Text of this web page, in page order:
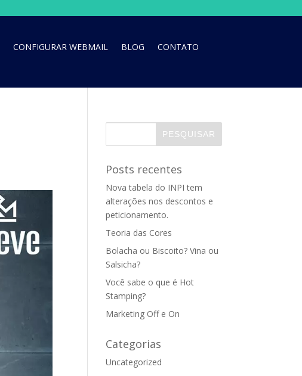
CONFIGURAR WEBMAIL BLOG CONTATO
Posts recentes
Nova tabela do INPI tem
alterações nos descontos e
peticionamento.
Teoria das Cores
Bolacha ou Biscoito? Vina ou
Salsicha?
Você sabe o que é Hot
Stamping?
Marketing Off e On
Categorias
Uncategorized